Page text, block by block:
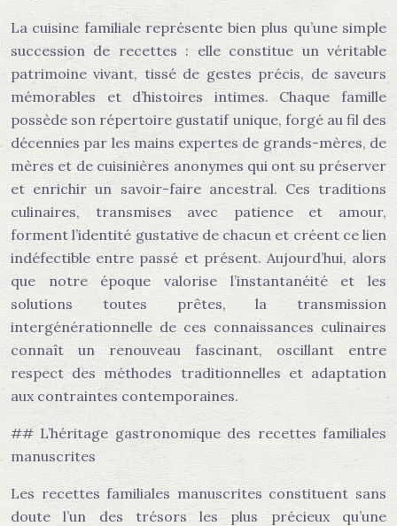
La cuisine familiale représente bien plus qu’une simple
succession de recettes : elle constitue un véritable
patrimoine vivant, tissé de gestes précis, de saveurs
mémorables et d’histoires intimes. Chaque famille
possède son répertoire gustatif unique, forgé au fil des
décennies par les mains expertes de grands-mères, de
mères et de cuisinières anonymes qui ont su préserver
et enrichir un savoir-faire ancestral. Ces traditions
culinaires, transmises avec patience et amour,
forment l’identité gustative de chacun et créent ce lien
indéfectible entre passé et présent. Aujourd’hui, alors
que notre époque valorise l’instantanéité et les
solutions toutes prêtes, la transmission
intergénérationnelle de ces connaissances culinaires
connaît un renouveau fascinant, oscillant entre
respect des méthodes traditionnelles et adaptation
aux contraintes contemporaines.
## L’héritage gastronomique des recettes familiales
manuscrites
Les recettes familiales manuscrites constituent sans
doute l’un des trésors les plus précieux qu’une